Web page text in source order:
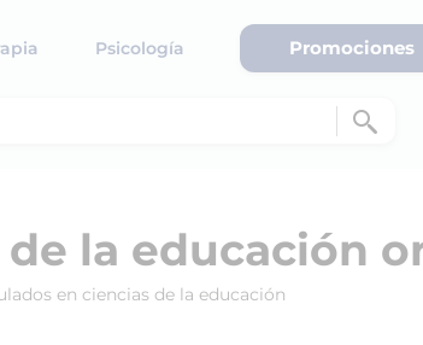
Psicología Promociones
la educación
en ciencias de la educación